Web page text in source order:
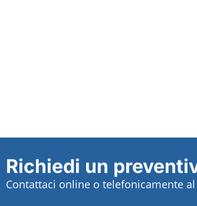
Richiedi un
Contattaci online o telefonicamente